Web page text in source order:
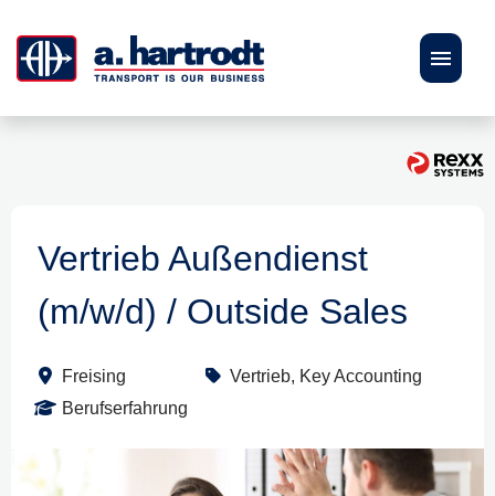
Karriere
Bewerbungstipps
Personalberatung
Vertrieb Außendienst
(m/w/d) / Outside Sales
Freising
Berufserfahrung
Vertrieb, Key Accounting